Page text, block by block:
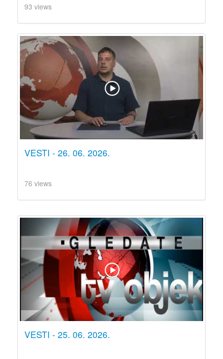
93 views
VESTI - 26. 06. 2026.
76 views
VESTI - 25. 06. 2026.